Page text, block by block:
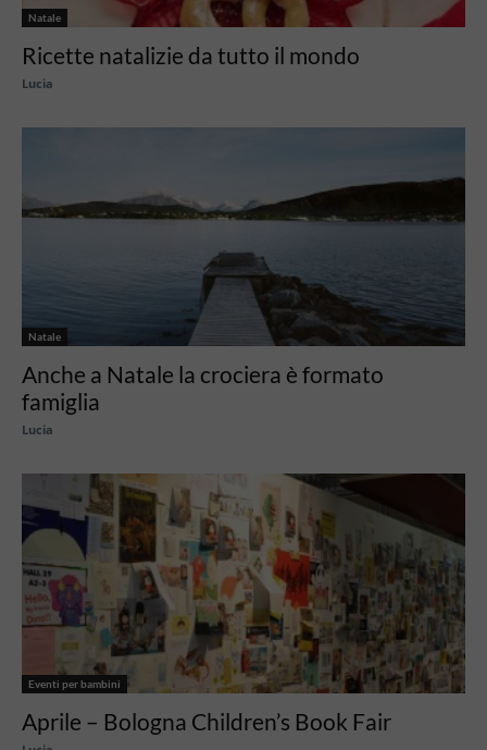
Natale
Ricette natalizie da tutto il mondo
Lucia
Natale
Anche a Natale la crociera è formato
famiglia
Lucia
Eventi per bambini
Aprile – Bologna Children’s Book Fair